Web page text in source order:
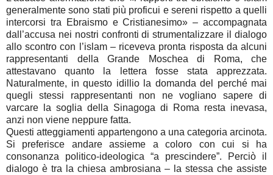
generalmente sono stati più proficui e sereni rispetto a quelli
intercorsi tra Ebraismo e Cristianesimo» – accompagnata
dall’accusa nei nostri confronti di strumentalizzare il dialogo
allo scontro con l’islam – riceveva pronta risposta da alcuni
rappresentanti della Grande Moschea di Roma, che
attestavano quanto la lettera fosse stata apprezzata.
Naturalmente, in questo idillio la domanda del perché mai
quegli stessi rappresentanti non ne vogliano sapere di
varcare la soglia della Sinagoga di Roma resta inevasa,
anzi non viene neppure fatta.
Questi atteggiamenti appartengono a una categoria arcinota.
Si preferisce andare assieme a coloro con cui si ha
consonanza politico-ideologica “a prescindere”. Perciò il
dialogo è tra la chiesa ambrosiana – la stessa che assiste